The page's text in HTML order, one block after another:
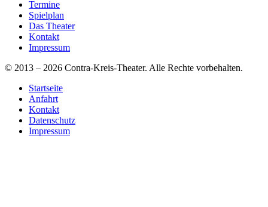
Termine
Spielplan
Das Theater
Kontakt
Impressum
© 2013 – 2026 Contra-Kreis-Theater. Alle Rechte vorbehalten.
Startseite
Anfahrt
Kontakt
Datenschutz
Impressum